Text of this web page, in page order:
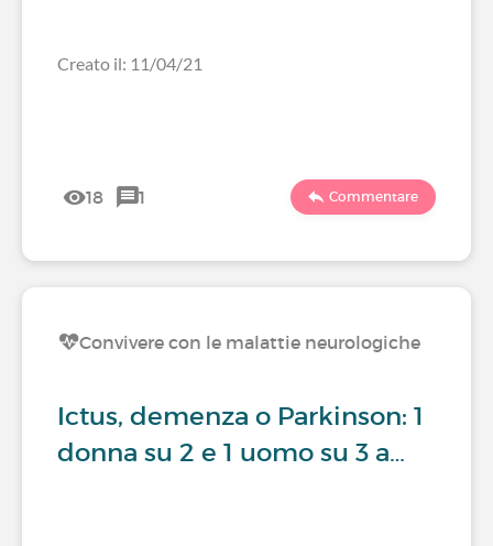
Creato il: 11/04/21
18 1 Commentare
Convivere con le malattie neurologiche
Ictus, demenza o Parkinson: 1
donna su 2 e 1 uomo su 3 a…